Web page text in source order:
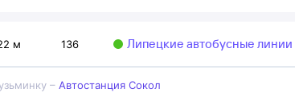
м 136 Липецкие автобусные линии
– Автостанция Сокол